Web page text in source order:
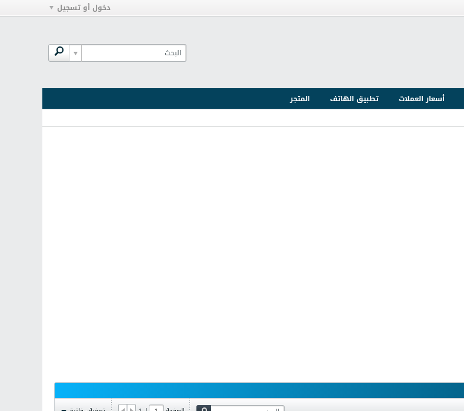
دخول أو تسجيل
أسعار العملات تطبيق الهاتف
المتجر